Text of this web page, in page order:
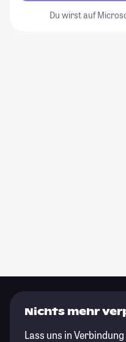
Du wirst auf
Nichts mehr
Lass uns in